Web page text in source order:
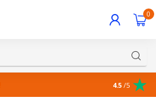
0
4.5 /5